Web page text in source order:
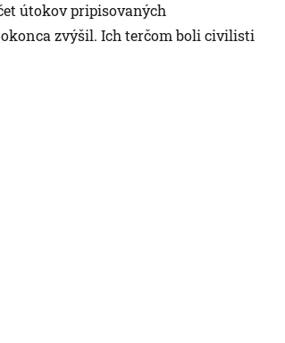
útokov pripisovaných
zvýšil. Ich terčom boli civilisti